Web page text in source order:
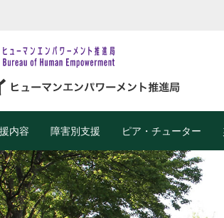
内容 障害別支援 ピア・チューター